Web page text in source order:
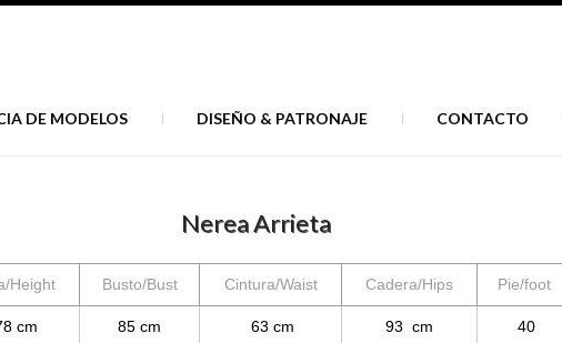
DE MODELOS DISEÑO & PATRONAJE CONTACTO
Nerea Arrieta
Height Busto/Bust Cintura/Waist Cadera/Hips Pie/foot
cm 85 cm 63 cm 93 cm 40